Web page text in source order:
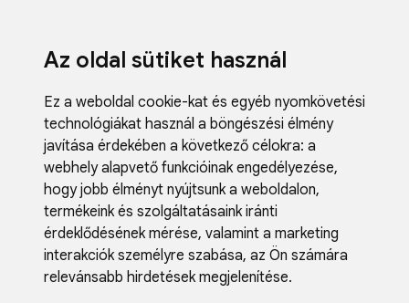
Az oldal sütiket használ
Ez a weboldal cookie-kat és egyéb nyomkövetési
technológiákat használ a böngészési élmény
javítása érdekében a következő célokra: a
webhely alapvető funkcióinak engedélyezése,
hogy jobb élményt nyújtsunk a weboldalon,
termékeink és szolgáltatásaink iránti
érdeklődésének mérése, valamint a marketing
interakciók személyre szabása, az Ön számára
relevánsabb hirdetések megjelenítése.